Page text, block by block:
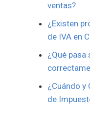
ventas?
¿Existen
de IVA en
¿Qué pasa
¿Cuándo y
de